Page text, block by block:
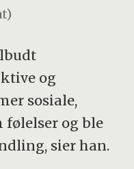
og
sosiale,
og ble
sier han.